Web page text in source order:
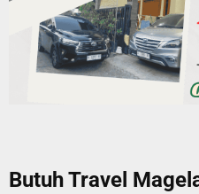
Butuh Travel